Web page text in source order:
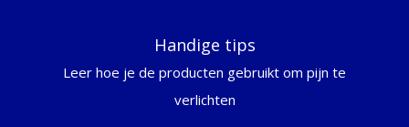
Handige tips
Leer hoe je de producten gebruikt om pijn te
verlichten